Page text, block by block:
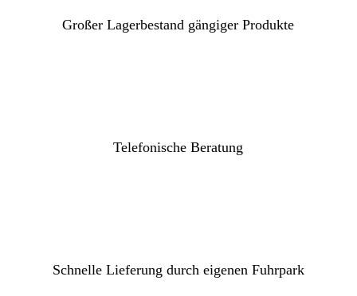
Großer Lagerbestand gängiger Produkte
Telefonische Beratung
Schnelle Lieferung durch eigenen Fuhrpark